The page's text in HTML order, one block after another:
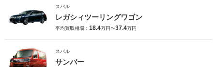
スバル
レガシィツーリングワゴン
平均買取相場： 18.4万円〜37.4万円
スバル
サンバー